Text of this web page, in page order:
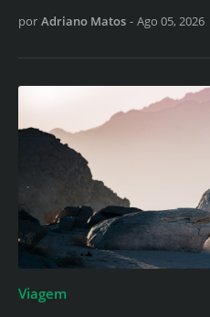
por Adriano Matos - Ago 05, 2026
Viagem